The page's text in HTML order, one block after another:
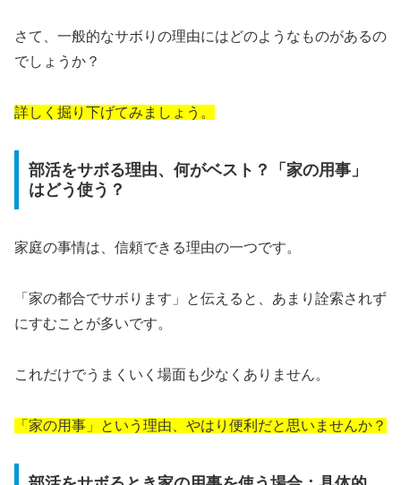
さて、一般的なサボりの理由にはどのようなものがあるの
でしょうか？
詳しく掘り下げてみましょう。
部活をサボる理由、何がベスト？「家の用事」
はどう使う？
家庭の事情は、信頼できる理由の一つです。
「家の都合でサボります」と伝えると、あまり詮索されず
にすむことが多いです。
これだけでうまくいく場面も少なくありません。
「家の用事」という理由、やはり便利だと思いませんか？